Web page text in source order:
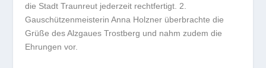
die Stadt Traunreut jederzeit rechtfertigt. 2.
Gauschützenmeisterin Anna Holzner überbrachte die
Grüße des Alzgaues Trostberg und nahm zudem die
Ehrungen vor.